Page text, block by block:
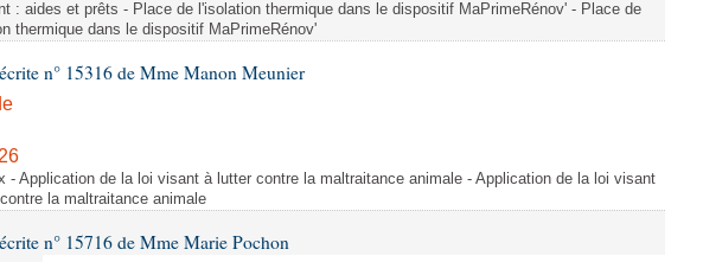
: aides et prêts - Place de l'isolation thermique dans le dispositif MaPrimeRénov' - Place de
thermique dans le dispositif MaPrimeRénov'
n° 15316 de Mme Manon Meunier
- Application de la loi visant à lutter contre la maltraitance animale - Application de la loi visant
la maltraitance animale
n° 15716 de Mme Marie Pochon